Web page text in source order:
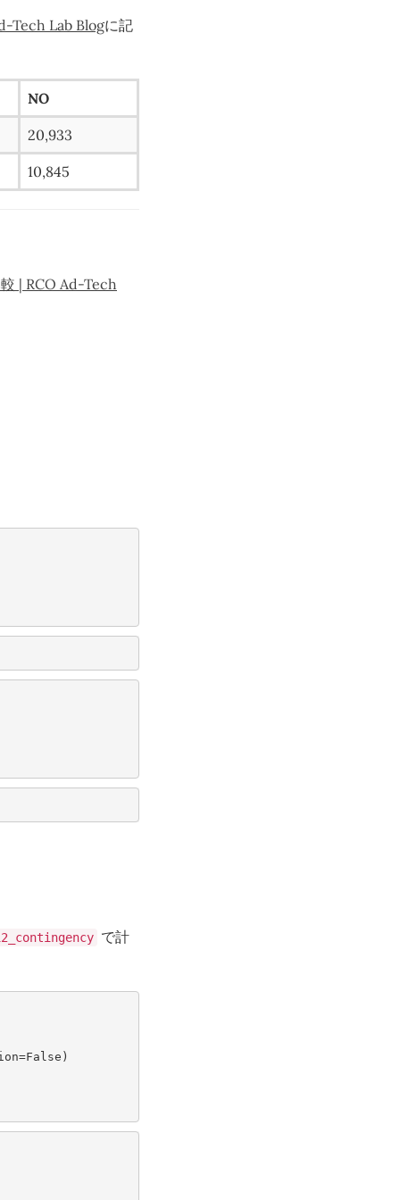
Tech Lab Blogに記
NO
20,933
10,845
| RCO Ad-Tech
で計
=False )